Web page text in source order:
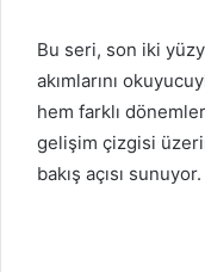
Bu seri, son iki
akımlarını
hem farklı
gelişim çizgisi
bakış açısı sunuyor.